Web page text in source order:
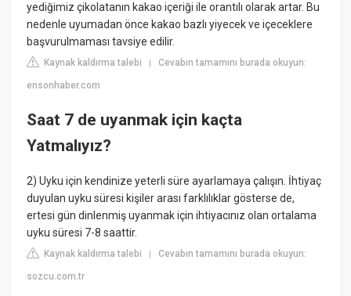
yediğimiz çikolatanın kakao içeriği ile orantılı olarak artar. Bu
nedenle uyumadan önce kakao bazlı yiyecek ve içeceklere
başvurulmaması tavsiye edilir.
Kaynak kaldırma talebi |Cevabın tamamını burada okuyun:
ensonhaber.com
Saat 7 de uyanmak için kaçta
Yatmalıyız?
2) Uyku için kendinize yeterli süre ayarlamaya çalışın. İhtiyaç
duyulan uyku süresi kişiler arası farklılıklar gösterse de,
ertesi gün dinlenmiş uyanmak için ihtiyacınız olan ortalama
uyku süresi 7-8 saattir.
Kaynak kaldırma talebi |Cevabın tamamını burada okuyun:
sozcu.com.tr